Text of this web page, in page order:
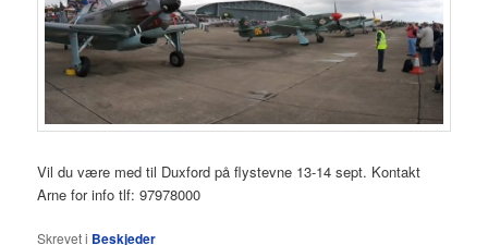
Vil du være med til Duxford på flystevne 13-14 sept. Kontakt
Arne for info tlf: 97978000
Skrevet i Beskjeder